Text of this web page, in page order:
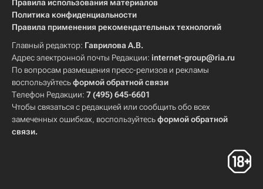
Правила использования материалов
Политика конфиденциальности
Правила применения рекомендательных технологий
Главный редактор: Гаврилова А.В.
Адрес электронной почты Редакции: internet-group@ria.ru
По вопросам размещения пресс-релизов и рекламы
воспользуйтесьформой обратной связи
Телефон Редакции: 7 (495) 645-6601
Чтобы связаться с редакцией или сообщить обо всех
замеченных ошибках, воспользуйтесьформой обратной
связи.